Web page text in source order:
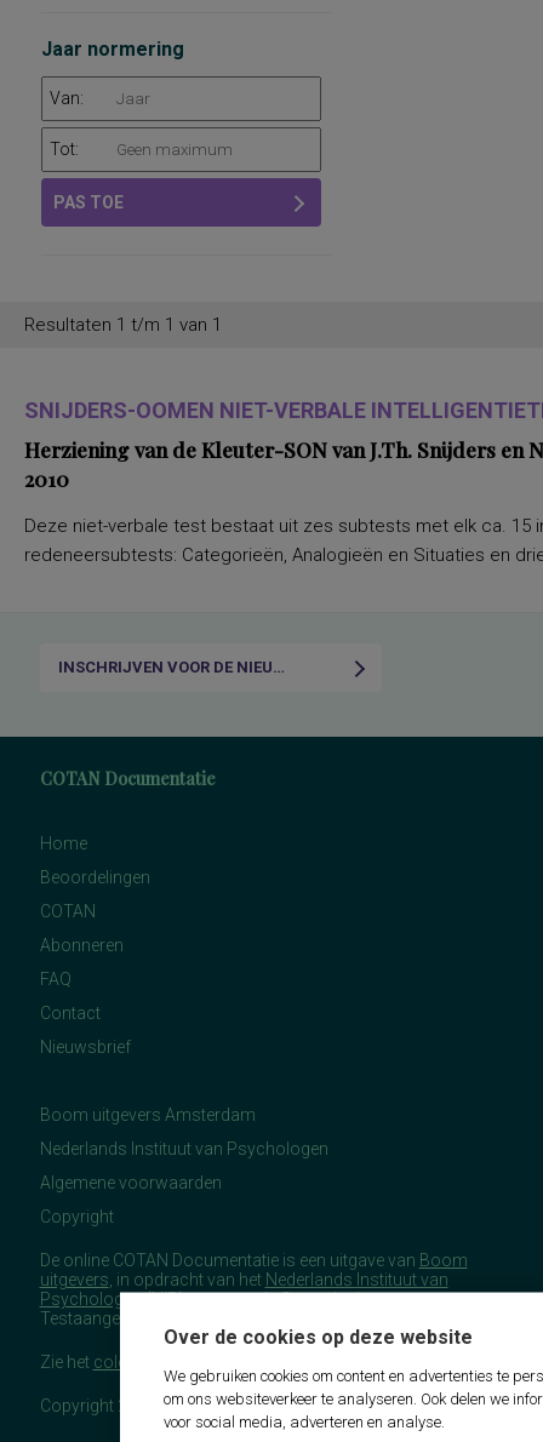
Over de cookies op deze website
We gebruiken cookies om content en advertenties te
om ons websiteverkeer te analyseren. Ook delen we
voor social media, adverteren en analyse.
Jaar normering
Van:
Tot:
PAS TOE
Resultaten 1 t/m 1 van 1
SNIJDERS-OOMEN NIET-VERBALE
Herziening van de Kleuter-SON van J.Th. Snijders en
2010
Deze niet-verbale test bestaat uit zes subtests met elk ca. 15
redeneersubtests: Categorieën, Analogieën en Situaties en
INSCHRIJVEN VOOR DE NIEUWSBRIEF
COTAN Documentatie
Home
Beoordelingen
COTAN
Abonneren
FAQ
Contact
Nieuwsbrief
Boom uitgevers Amsterdam
Nederlands Instituut van Psychologen
Algemene voorwaarden
Copyright
De online COTAN Documentatie is een uitgave van Boom
uitgevers , in opdracht van het Nederlands Instituut van
Psychologen(NIP), namens de Commissie
Testaangelegenheden Nederland (COTAN).
Zie het colofon
Copyright 2026 - COTAN Documentatie